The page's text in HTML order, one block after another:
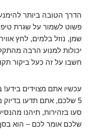
הדרך הטובה ביותר
פשוט לשמור על שגרת
שמן, נוזל בלמים, לחץ
יכולות למנוע הרבה
חשבו על זה כעל ביקור
5 שלכם, אתם תדעו
סעו בזהירות, תיהנו
שלכם אומר לכם – הוא